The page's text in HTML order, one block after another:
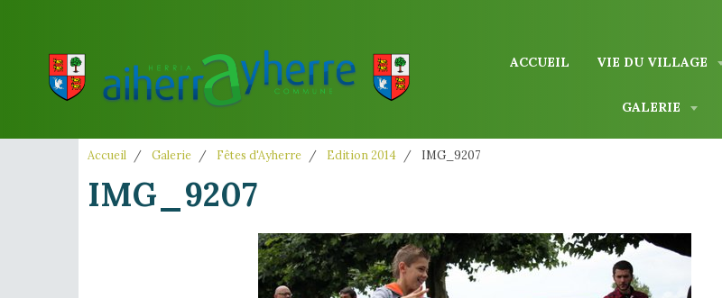
ACCUEIL VIE DU VILLAGE
GALERIE
Accueil Galerie Fêtes d'Ayherre Edition 2014 IMG_9207
IMG_9207